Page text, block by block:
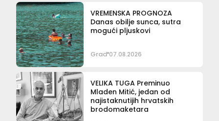
VREMENSKA PROGNOZA
Danas obilje sunca, sutra
mogući pljuskovi
Grad 07.08.2026
VELIKA TUGA Preminuo
Mladen Mitić, jedan od
najistaknutijih hrvatskih
brodomaketara